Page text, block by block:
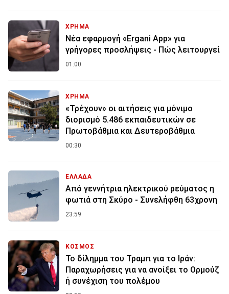
ΧΡΗΜΑ
Νέα εφαρμογή «Ergani App» για
γρήγορες προσλήψεις - Πώς λειτουργεί
01:00
ΧΡΗΜΑ
«Τρέχουν» οι αιτήσεις για μόνιμο
διορισμό 5.486 εκπαιδευτικών σε
Πρωτοβάθμια και Δευτεροβάθμια
00:30
ΕΛΛΑΔΑ
Από γεννήτρια ηλεκτρικού ρεύματος η
φωτιά στη Σκύρο - Συνελήφθη 63χρονη
23:59
ΚΟΣΜΟΣ
Το δίλημμα του Τραμπ για το Ιράν:
Παραχωρήσεις για να ανοίξει το Ορμούζ
ή συνέχιση του πολέμου